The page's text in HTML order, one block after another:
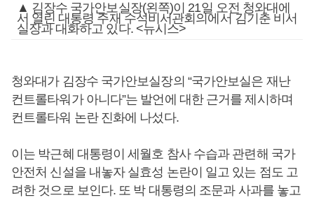
▲ 김장수 국가안보실장(왼쪽)이 21일 오전 청와대에
서 열린 대통령 주재 수석비서관회의에서 김기춘 비서
실장과 대화하고 있다. <뉴시스>
청와대가 김장수 국가안보실장의 “국가안보실은 재난
컨트롤타워가 아니다”는 발언에 대한 근거를 제시하며
컨트롤타워 논란 진화에 나섰다.
이는 박근혜 대통령이 세월호 참사 수습과 관련해 국가
안전처 신설을 내놓자 실효성 논란이 일고 있는 점도 고
려한 것으로 보인다. 또 박 대통령의 조문과 사과를 놓고